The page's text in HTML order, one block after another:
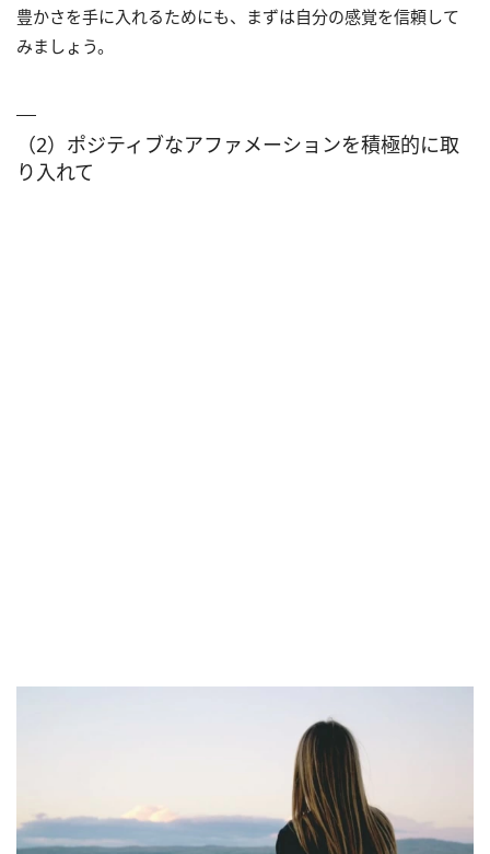
豊かさを手に入れるためにも、まずは自分の感覚を信頼して
みましょう。
（2）ポジティブなアファメーションを積極的に取
り入れて